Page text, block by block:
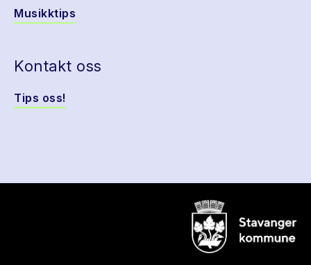
Musikktips
Kontakt oss
Tips oss!